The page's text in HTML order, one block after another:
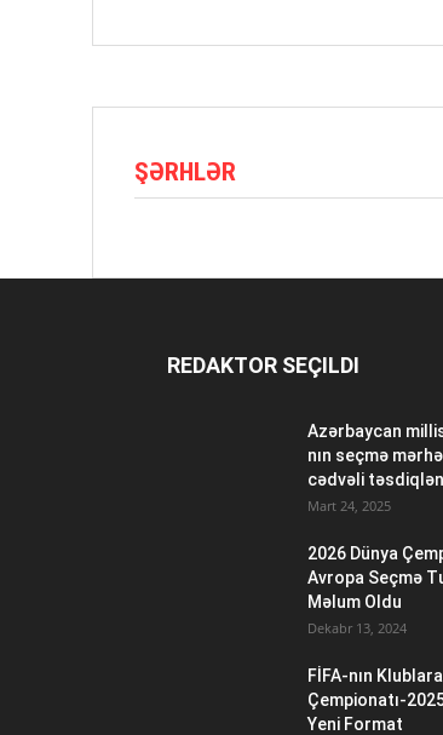
ŞƏRHLƏR
REDAKTOR SEÇILDI
Azərbaycan
nın seçmə
cədvəli
Mart 24, 2025
2026 Dünya
Avropa Seçmə
Məlum Oldu
Dekabr 13, 2024
FİFA-nın
Çempionatı-
Yeni Format